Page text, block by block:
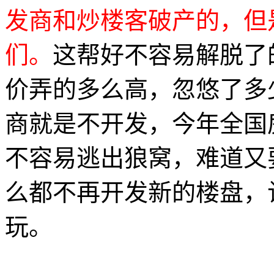
发商和炒楼客破产的，
们。 这帮好不容易解脱
价弄的多么高，忽悠了
商就是不开发，今年全
不容易逃出狼窝，难道
么都不再开发新的楼盘
玩。